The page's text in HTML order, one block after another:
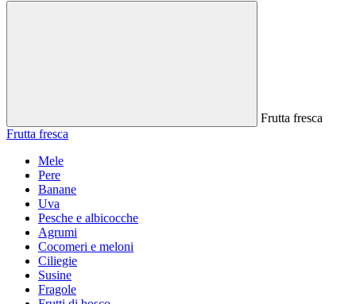
Frutta fresca
Frutta fresca
Mele
Pere
Banane
Uva
Pesche e albicocche
Agrumi
Cocomeri e meloni
Ciliegie
Susine
Fragole